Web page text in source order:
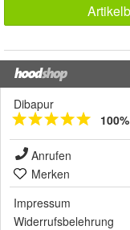
Dibapur
Anrufen
Merken
Impressum
Widerrufsbelehrung